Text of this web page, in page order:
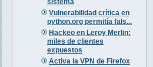
Vulnerabilidad crítica en
python.org permitía fals...
Hackeo en Leroy Merlin:
miles de clientes
expuestos
Activa la VPN de Firefox